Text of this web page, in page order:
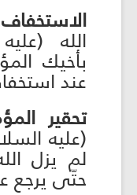
الله
بأخيك
عند
تحقير
(عليه
لم يزل
حتّى يرجع